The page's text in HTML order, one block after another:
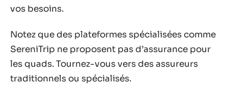
vos besoins.
Notez que des plateformes spécialisées comme
SereniTrip ne proposent pas d’assurance pour
les quads. Tournez-vous vers des assureurs
traditionnels ou spécialisés.